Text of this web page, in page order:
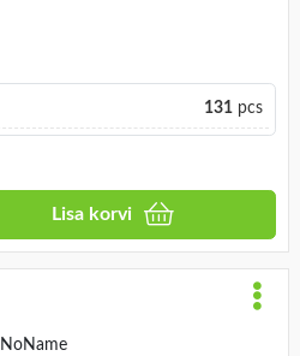
131pcs
Lisa korvi
NoName